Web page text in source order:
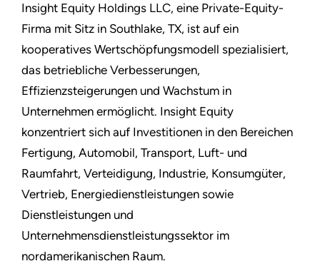
Insight Equity Holdings LLC, eine Private-Equity-
Firma mit Sitz in Southlake, TX, ist auf ein
kooperatives Wertschöpfungsmodell spezialisiert,
das betriebliche Verbesserungen,
Effizienzsteigerungen und Wachstum in
Unternehmen ermöglicht. Insight Equity
konzentriert sich auf Investitionen in den Bereichen
Fertigung, Automobil, Transport, Luft- und
Raumfahrt, Verteidigung, Industrie, Konsumgüter,
Vertrieb, Energiedienstleistungen sowie
Dienstleistungen und
Unternehmensdienstleistungssektor im
nordamerikanischen Raum.